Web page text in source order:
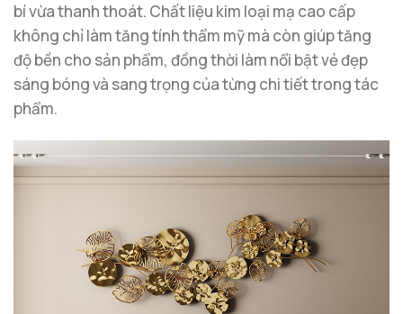
bí vừa thanh thoát. Chất liệu kim loại mạ cao cấp
không chỉ làm tăng tính thẩm mỹ mà còn giúp tăng
độ bền cho sản phẩm, đồng thời làm nổi bật vẻ đẹp
sáng bóng và sang trọng của từng chi tiết trong tác
phẩm.